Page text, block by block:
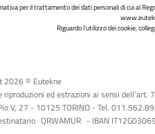
per il trattamento dei dati personali di cui al
Riguardo l'utilizzo dei cookie,
2026 © Eutekne
riproduzioni ed estrazioni ai sensi
V, 27 - 10125 TORINO - Tel.
QRWAMUR - IBAN